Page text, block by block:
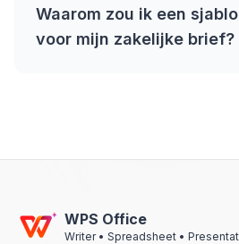
Waarom zou ik een
voor mijn zakelijke brief?
WPS Office
Writer • Spreadsheet •